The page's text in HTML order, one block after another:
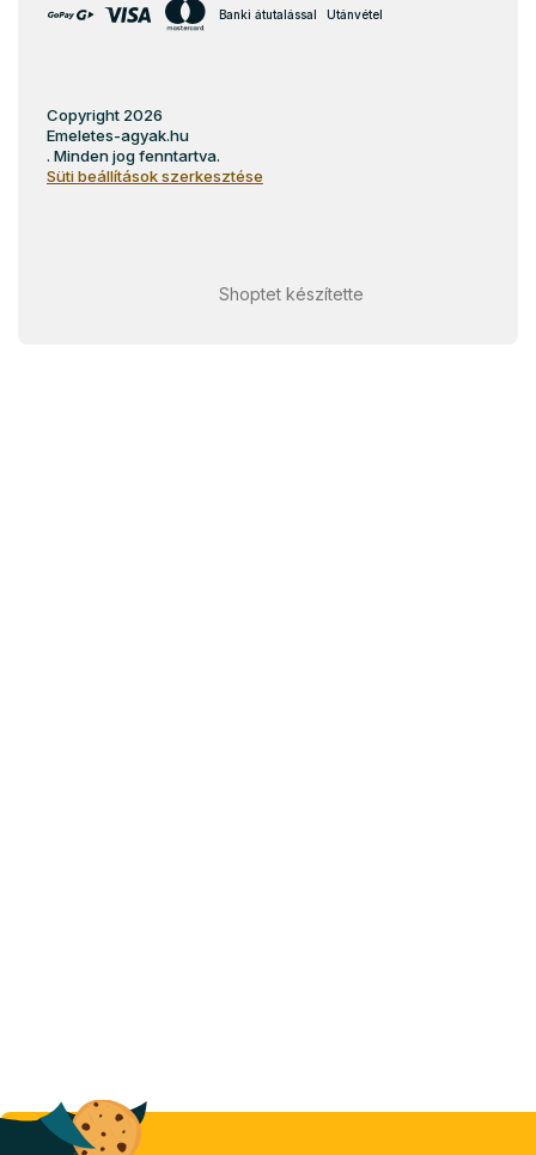
Banki átutalással Utánvétel
Shoptet készítette
Copyright 2026
Emeletes-agyak.hu
. Minden jog fenntartva.
Süti beállítások szerkesztése